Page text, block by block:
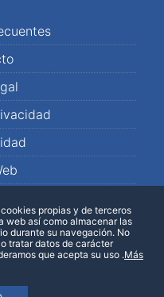
propias y de terceros
web así como almacenar las
durante su navegación. No
tratar datos de carácter
que acepta su uso .Más